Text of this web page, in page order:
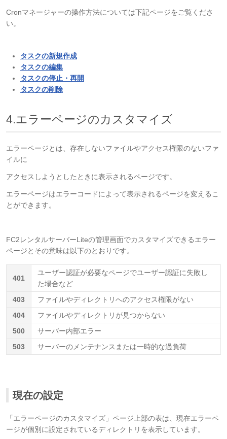
Cronマネージャーの操作方法については下記ページをご覧くださ
い。
タスクの新規作成
タスクの編集
タスクの停止・再開
タスクの削除
4.エラーページのカスタマイズ
エラーページとは、存在しないファイルやアクセス権限のないファ
イルに
アクセスしようとしたときに表示されるページです。
エラーページはエラーコードによって表示されるページを変えるこ
とができます。
FC2レンタルサーバーLiteの管理画面でカスタマイズできるエラー
ページとその意味は以下のとおりです。
401
ユーザー認証が必要なページでユーザー認証に失敗し
た場合など
403
ファイルやディレクトリへのアクセス権限がない
404
ファイルやディレクトリが見つからない
500
サーバー内部エラー
503
サーバーのメンテナンスまたは一時的な過負荷
現在の設定
「エラーページのカスタマイズ」ページ上部の表は、現在エラーペ
ージが個別に設定されているディレクトリを表示しています。